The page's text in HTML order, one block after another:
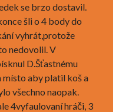
se brzo dostavil.
šli o 4 body do
vyhrát,protože
nedovolil. V
D.Šťastnému
místo aby platil koš a
všechno naopak.
4vyfaulovaní hráči, 3